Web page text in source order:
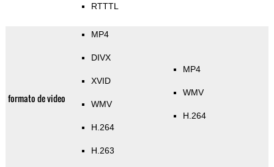
RTTTL
formato de video
MP4
DIVX
XVID
WMV
H.264
H.263
MP4
WMV
H.264